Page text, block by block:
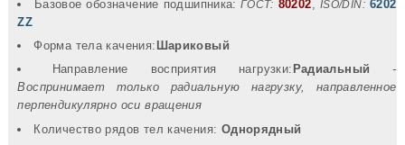
Базовое обозначение подшипника: ГОСТ: 80202 ISO/DIN: 6202
ZZ
Форма тела качения: Шариковый
Направление восприятия нагрузки: Радиальный
-
Воспринимает только радиальную нагрузку, направленное
перпендикулярно оси вращения
Количество рядов тел качения: Однорядный